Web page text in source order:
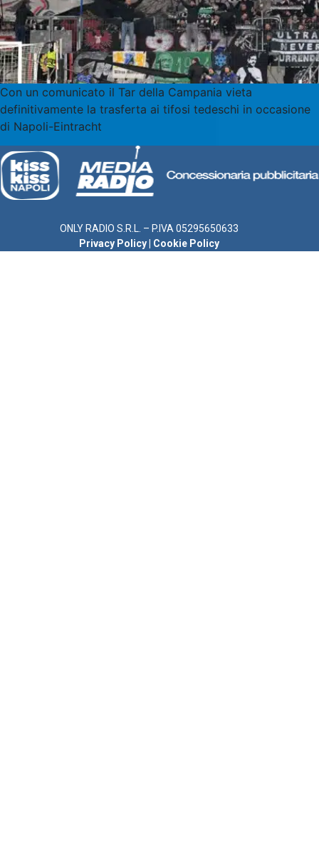
Con un comunicato il Tar della Campania vieta
definitivamente la trasferta ai tifosi tedeschi in occasione
di Napoli-Eintracht
ONLY RADIO S.R.L. – P.IVA 05295650633
Privacy Policy
Cookie Policy